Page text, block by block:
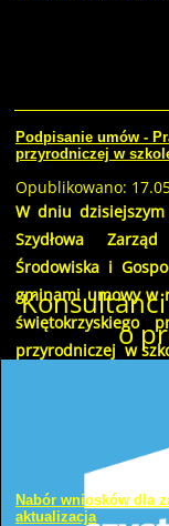
o
Podpisanie umów -
przyrodniczej w
Opublikowano:
W dniu
Szydłowa
Środowiska i
gminami umowy w
świętokrzyskiego
przyrodniczej w
Nabór wniosków dla
aktualizacja